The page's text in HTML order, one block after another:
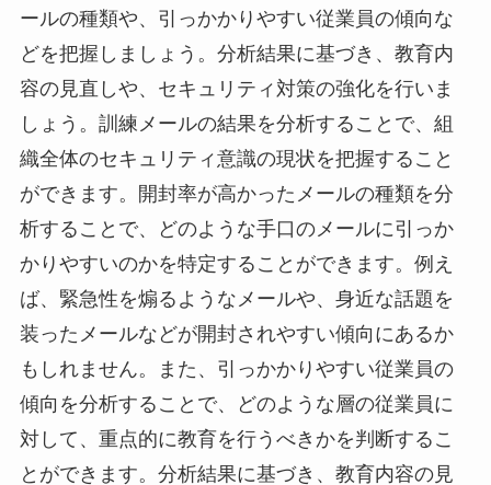
ールの種類や、引っかかりやすい従業員の傾向な
どを把握しましょう。分析結果に基づき、教育内
容の見直しや、セキュリティ対策の強化を行いま
しょう。訓練メールの結果を分析することで、組
織全体のセキュリティ意識の現状を把握すること
ができます。開封率が高かったメールの種類を分
析することで、どのような手口のメールに引っか
かりやすいのかを特定することができます。例え
ば、緊急性を煽るようなメールや、身近な話題を
装ったメールなどが開封されやすい傾向にあるか
もしれません。また、引っかかりやすい従業員の
傾向を分析することで、どのような層の従業員に
対して、重点的に教育を行うべきかを判断するこ
とができます。分析結果に基づき、教育内容の見